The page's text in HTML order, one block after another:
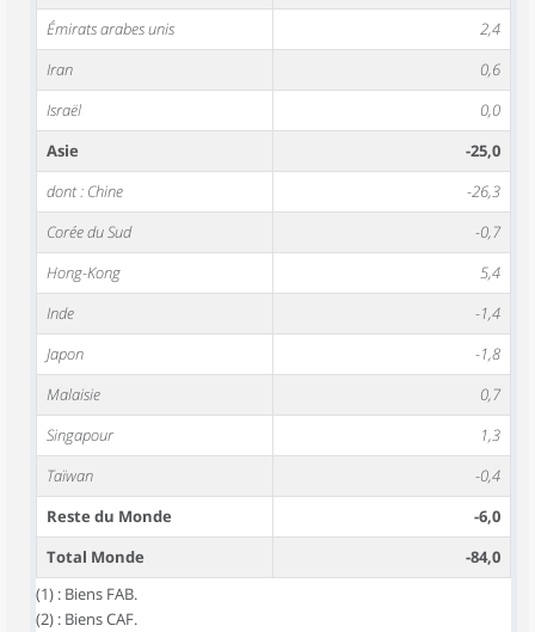
Émirats arabes unis
2,4
Iran
0,6
Israël
0,0
Asie
-25,0
dont : Chine
-26,3
Corée du Sud
-0,7
Hong-Kong
5,4
Inde
-1,4
Japon
-1,8
Malaisie
0,7
Singapour
1,3
Taïwan
-0,4
Reste du Monde
-6,0
Total Monde
-84,0
(1) : Biens FAB.
(2) : Biens CAF.